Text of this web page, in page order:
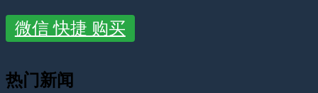
微信 快捷 购买
热门新闻